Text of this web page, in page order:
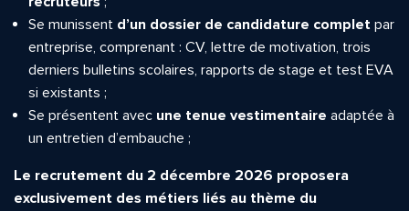
Se munissent d’un dossier de candidature complet par
entreprise, comprenant : CV, lettre de motivation, trois
derniers bulletins scolaires, rapports de stage et test EVA
si existants ;
Se présentent avec une tenue vestimentaire adaptée à
un entretien d’embauche ;
Le recrutement du 2 décembre 2026 proposera
exclusivement des métiers liés au thème du